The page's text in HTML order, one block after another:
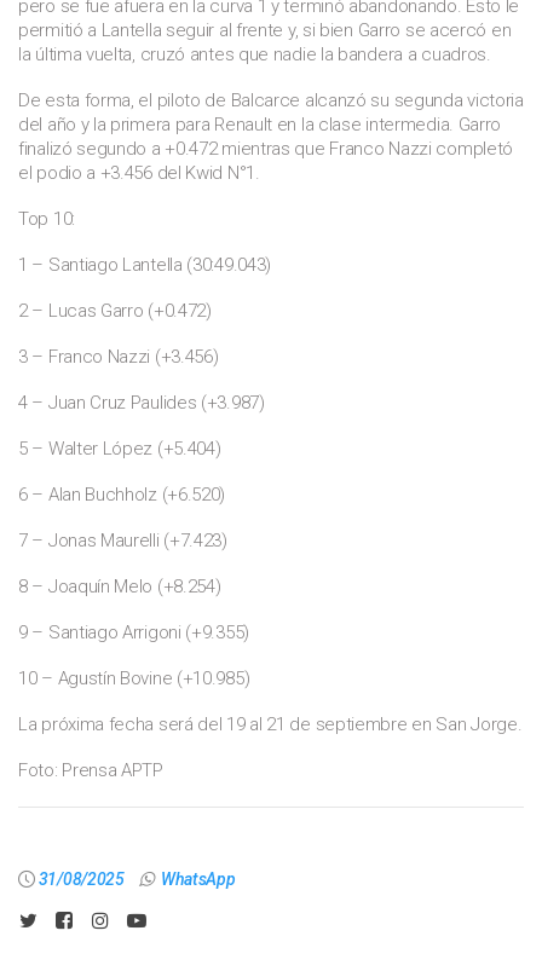
pero se fue afuera en la curva 1 y terminó abandonando. Esto le
permitió a Lantella seguir al frente y, si bien Garro se acercó en
la última vuelta, cruzó antes que nadie la bandera a cuadros.
De esta forma, el piloto de Balcarce alcanzó su segunda victoria
del año y la primera para Renault en la clase intermedia. Garro
finalizó segundo a +0.472 mientras que Franco Nazzi completó
el podio a +3.456 del Kwid N°1.
Top 10:
1 – Santiago Lantella (30:49.043)
2 – Lucas Garro (+0.472)
3 – Franco Nazzi (+3.456)
4 – Juan Cruz Paulides (+3.987)
5 – Walter López (+5.404)
6 – Alan Buchholz (+6.520)
7 – Jonas Maurelli (+7.423)
8 – Joaquín Melo (+8.254)
9 – Santiago Arrigoni (+9.355)
10 – Agustín Bovine (+10.985)
La próxima fecha será del 19 al 21 de septiembre en San Jorge.
Foto: Prensa APTP
31/08/2025 WhatsApp